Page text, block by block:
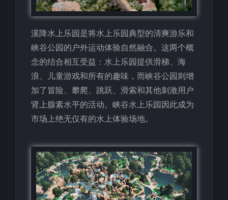
溪降水上乐园是将水上乐园典型的清爽游乐和
峡谷公园的户外运动体验自然融合。这两个概
念的结合相互受益：水上乐园提供滑梯、海
浪、儿童游戏和所有的趣味，而峡谷公园则增
加了冒险、攀爬、跳跃、滑索和其他刺激用户
肾上腺素水平的活动。峡谷水上乐园因此成为
市场上绝无仅有的水上体验场地。